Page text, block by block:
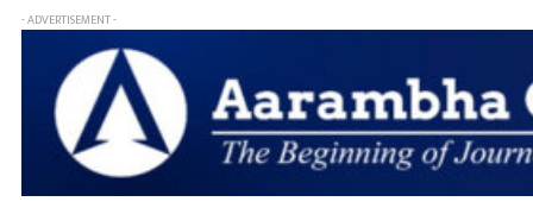
- ADVERTISEMENT -